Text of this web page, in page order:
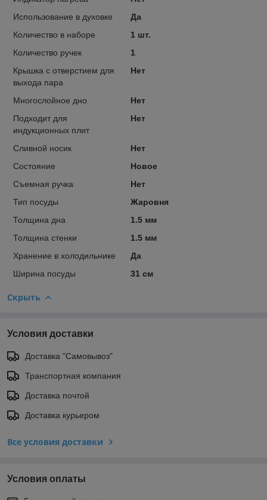
Использование в духовке
Да
Количество в наборе
1 шт.
Количество ручек
1
Крышка с отверстием для
выхода пара
Нет
Многослойное дно
Нет
Подходит для
индукционных плит
Нет
Сливной носик
Нет
Состояние
Новое
Съемная ручка
Нет
Тип посуды
Жаровня
Толщина дна
1.5 мм
Толщина стенки
1.5 мм
Хранение в холодильнике
Да
Ширина посуды
31 см
Скрыть
Условия доставки
Доставка "Самовывоз"
Транспортная компания
Доставка почтой
Доставка курьером
Все условия доставки
Условия оплаты